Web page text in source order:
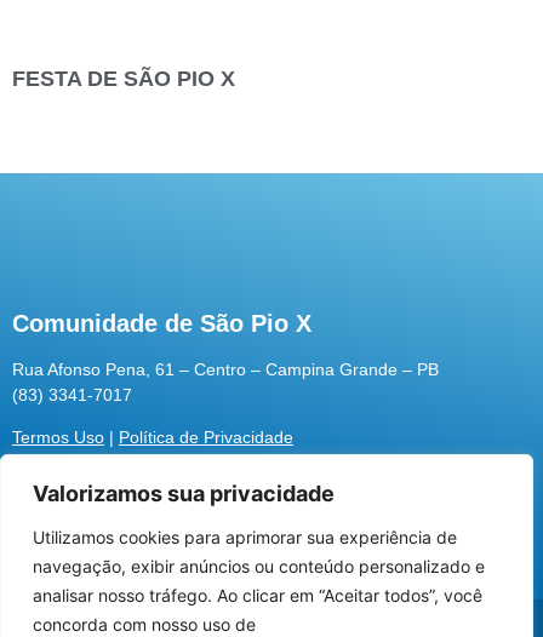
Utilizamos cookies para oferecer melhor
experiência, melhorar o desempenho, analisar
como você interage em nosso site e
personalizar conteúdo.
Valorizamos sua privacidade
Utilizamos cookies para aprimorar sua experiência de
navegação, exibir anúncios ou conteúdo personalizado e
analisar nosso tráfego. Ao clicar em “Aceitar todos”, você
concorda com nosso uso de
FESTA DE SÃO PIO X
Comunidade de São Pio X
Rua Afonso Pena, 61 – Centro – Campina Grande – PB
(83) 3341-7017
Termos Uso | Política de Privacidade
@2026 Associação Carismática Católica São Pio X